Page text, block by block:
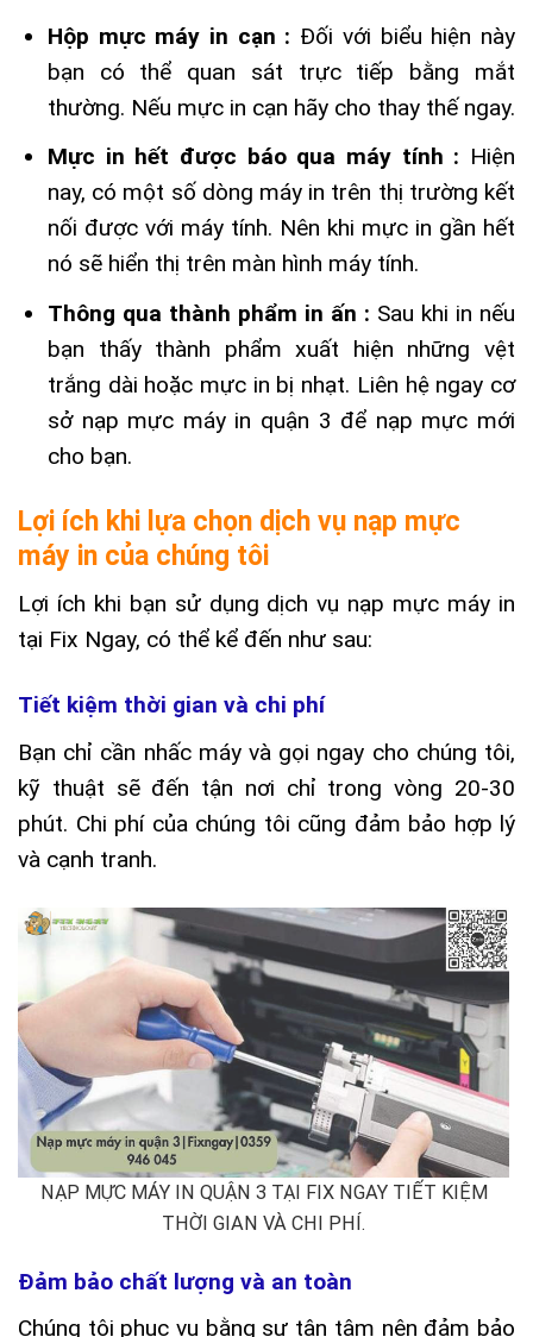
Hộp mực máy in cạn : Đối với biểu hiện này
bạn có thể quan sát trực tiếp bằng mắt
thường. Nếu mực in cạn hãy cho thay thế ngay.
Mực in hết được báo qua máy tính : Hiện
nay, có một số dòng máy in trên thị trường kết
nối được với máy tính. Nên khi mực in gần hết
nó sẽ hiển thị trên màn hình máy tính.
Thông qua thành phẩm in ấn : Sau khi in nếu
bạn thấy thành phẩm xuất hiện những vệt
trắng dài hoặc mực in bị nhạt. Liên hệ ngay cơ
sở nạp mực máy in quận 3 để nạp mực mới
cho bạn.
Lợi ích khi lựa chọn dịch vụ nạp mực
máy in của chúng tôi
Lợi ích khi bạn sử dụng dịch vụ nạp mực máy in
tại Fix Ngay, có thể kể đến như sau:
Tiết kiệm thời gian và chi phí
Bạn chỉ cần nhấc máy và gọi ngay cho chúng tôi,
kỹ thuật sẽ đến tận nơi chỉ trong vòng 20-30
phút. Chi phí của chúng tôi cũng đảm bảo hợp lý
và cạnh tranh.
NẠP MỰC MÁY IN QUẬN 3 TẠI FIX NGAY TIẾT KIỆM
THỜI GIAN VÀ CHI PHÍ.
Đảm bảo chất lượng và an toàn
Chúng tôi phục vụ bằng sự tận tâm nên đảm bảo